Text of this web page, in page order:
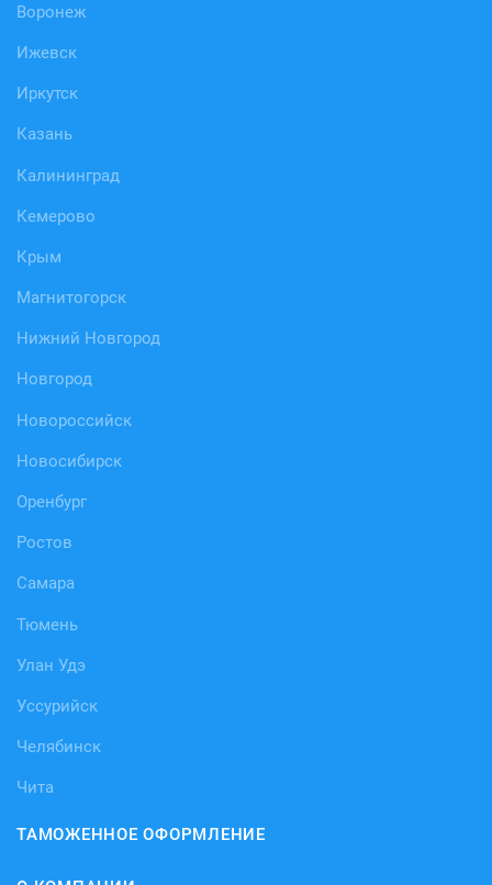
Воронеж
Ижевск
Иркутск
Казань
Калининград
Кемерово
Крым
Магнитогорск
Нижний Новгород
Новгород
Новороссийск
Новосибирск
Оренбург
Ростов
Самара
Тюмень
Улан Удэ
Уссурийск
Челябинск
Чита
ТАМОЖЕННОЕ ОФОРМЛЕНИЕ